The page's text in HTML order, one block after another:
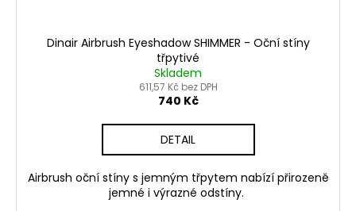
Dinair Airbrush Eyeshadow SHIMMER - Oční stíny
třpytivé
Skladem
611,57 Kč bez DPH
740 Kč
DETAIL
Airbrush oční stíny s jemným třpytem nabízí přirozeně
jemné i výrazné odstíny.